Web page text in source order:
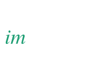
im